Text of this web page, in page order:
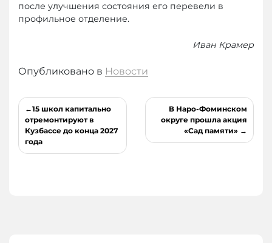
после улучшения состояния его перевели в
профильное отделение.
Иван Крамер
Опубликовано в Новости
Навигация
по
записям
15 школ капитально
отремонтируют в
Кузбассе до конца 2027
года
В Наро-Фоминском
округе прошла акция
«Сад памяти»